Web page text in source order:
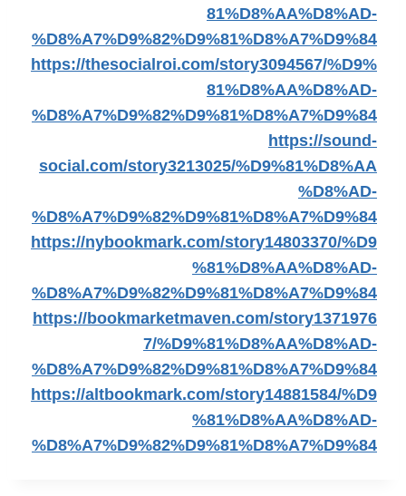
81%D8%AA%D8%AD-
%D8%A7%D9%82%D9%81%D8%A7%D9%84
https://thesocialroi.com/story3094567/%D9%
81%D8%AA%D8%AD-
%D8%A7%D9%82%D9%81%D8%A7%D9%84
https://sound-
social.com/story3213025/%D9%81%D8%AA
%D8%AD-
%D8%A7%D9%82%D9%81%D8%A7%D9%84
https://nybookmark.com/story14803370/%D9
%81%D8%AA%D8%AD-
%D8%A7%D9%82%D9%81%D8%A7%D9%84
https://bookmarketmaven.com/story1371976
7/%D9%81%D8%AA%D8%AD-
%D8%A7%D9%82%D9%81%D8%A7%D9%84
https://altbookmark.com/story14881584/%D9
%81%D8%AA%D8%AD-
%D8%A7%D9%82%D9%81%D8%A7%D9%84